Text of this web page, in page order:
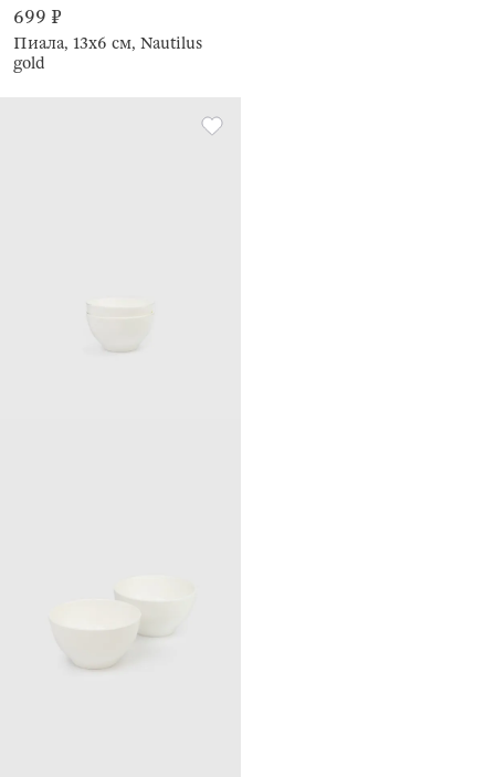
699 ₽
Пиала, 13х6 см, Nautilus
gold